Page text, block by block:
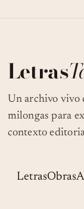
Letras
Un archivo vivo
milongas para
contexto
LetrasObras